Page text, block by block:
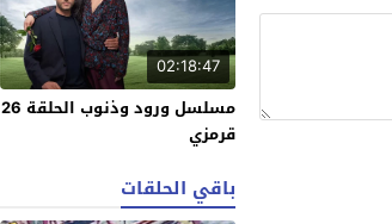
02:18:47
مسلسل ورود وذنوب الحلقة 26
قرمزي
باقي الحلقات